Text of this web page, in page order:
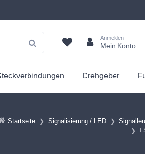
Anmelden
Mein Konto
Drehgeber
Startseite Signalisierung / LED